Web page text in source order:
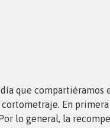
que
En
lo general, la